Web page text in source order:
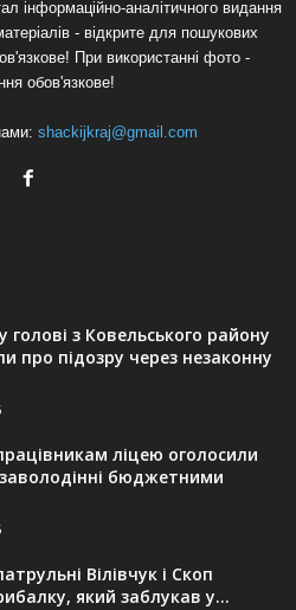
інформаційно-аналітичного видання
- відкрите для пошукових
При використанні фото -
обов'язкове!
shackijkraj@gmail.com
голові з Ковельського району
про підозру через незаконну
ліцею оголосили
бюджетними
Вілівчук і Скоп
який заблукав у...